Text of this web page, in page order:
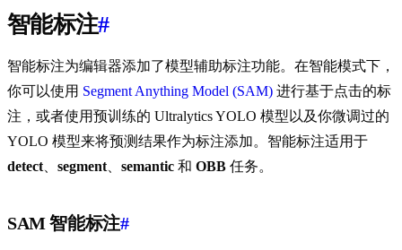
智能标注#
智能标注为编辑器添加了模型辅助标注功能。在智能模式下，
你可以使用 Segment Anything Model (SAM) 进行基于点击的标
注，或者使用预训练的 Ultralytics YOLO 模型以及你微调过的
YOLO 模型来将预测结果作为标注添加。智能标注适用于
detect
segment semantic 和 OBB 任务。
SAM 智能标注#